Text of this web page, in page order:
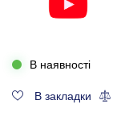
В наявності
В закладки